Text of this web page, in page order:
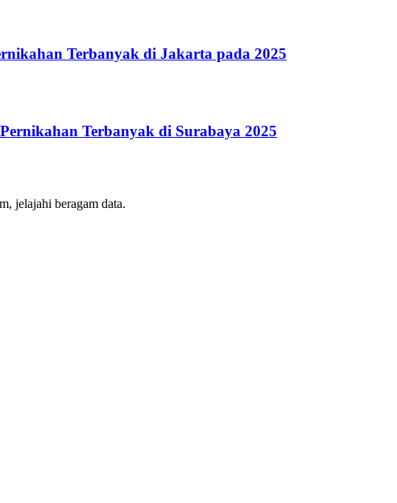
Terbanyak di Jakarta pada 2025
Terbanyak di Surabaya 2025
jelajahi beragam data.